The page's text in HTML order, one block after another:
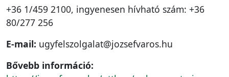
+36 1/459 2100, ingyenesen hívható szám: +36
80/277 256
E-mail: ugyfelszolgalat@jozsefvaros.hu
Bővebb információ: